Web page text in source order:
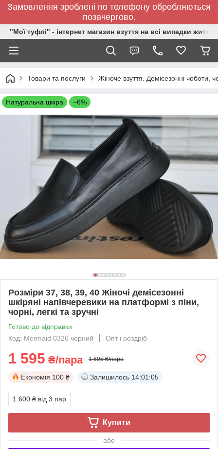
Замовлення зроблені по телефону обробляються
позачергово.
"Мої туфлі" - інтернет магазин взуття на всі випадки життя.
Товари та послуги Жіноче взуття. Демісезонні чоботи,
Натуральна шкіра –6%
Розміри 37, 38, 39, 40 Жіночі демісезонні
шкіряні напівчеревики на платформі з піни,
чорні, легкі та зручні
Готово до відправки
Код: Mermaid 0326 чорний
Опт і роздріб
1 595 ₴/пара 1 695 ₴/пара
Економія 100 ₴ Залишилось 14:01:04
1 600 ₴ від 3 пар
Купити
або